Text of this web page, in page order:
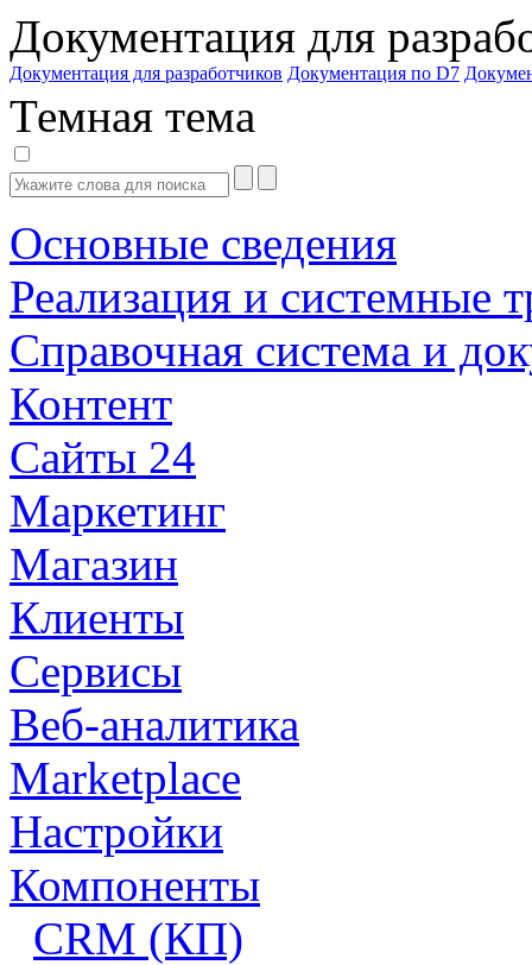
Документация для
Документация для разработчиков Документация по D7
Темная тема
Основные сведения
Реализация и системные
Справочная система и
Контент
Сайты 24
Маркетинг
Магазин
Клиенты
Сервисы
Веб-аналитика
Marketplace
Настройки
Компоненты
CRM (КП)